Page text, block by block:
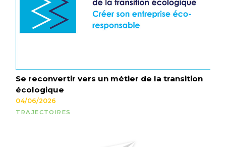
Se reconvertir vers un métier de la transition
écologique
04/06/2026
TRAJECTOIRES